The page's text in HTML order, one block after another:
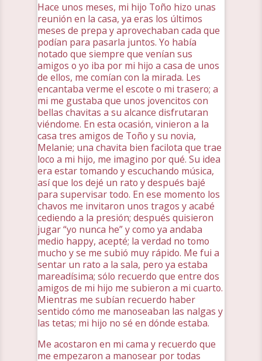
Hace unos meses, mi hijo Toño hizo unas
reunión en la casa, ya eras los últimos
meses de prepa y aprovechaban cada que
podían para pasarla juntos. Yo había
notado que siempre que venían sus
amigos o yo iba por mi hijo a casa de unos
de ellos, me comían con la mirada. Les
encantaba verme el escote o mi trasero; a
mi me gustaba que unos jovencitos con
bellas chavitas a su alcance disfrutaran
viéndome. En esta ocasión, vinieron a la
casa tres amigos de Toño y su novia,
Melanie; una chavita bien facilota que trae
loco a mi hijo, me imagino por qué. Su idea
era estar tomando y escuchando música,
así que los dejé un rato y después bajé
para supervisar todo. En ese momento los
chavos me invitaron unos tragos y acabé
cediendo a la presión; después quisieron
jugar “yo nunca he” y como ya andaba
medio happy, acepté; la verdad no tomo
mucho y se me subió muy rápido. Me fui a
sentar un rato a la sala, pero ya estaba
mareadísima; sólo recuerdo que entre dos
amigos de mi hijo me subieron a mi cuarto.
Mientras me subían recuerdo haber
sentido cómo me manoseaban las nalgas y
las tetas; mi hijo no sé en dónde estaba.
Me acostaron en mi cama y recuerdo que
me empezaron a manosear por todas